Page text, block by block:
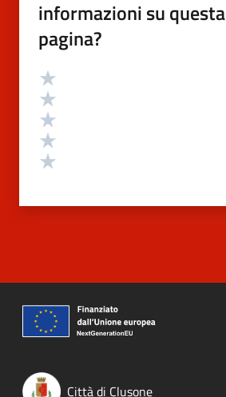
informazioni su questa
pagina?
Valutazione
Città di Clusone